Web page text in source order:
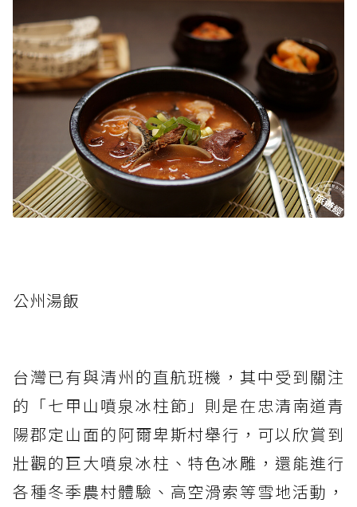
公州湯飯
台灣已有與清州的直航班機，其中受到關注
的「七甲山噴泉冰柱節」則是在忠清南道青
陽郡定山面的阿爾卑斯村舉行，可以欣賞到
壯觀的巨大噴泉冰柱、特色冰雕，還能進行
各種冬季農村體驗、高空滑索等雪地活動，